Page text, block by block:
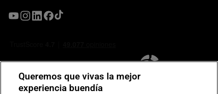
Queremos que vivas la mejor
experiencia buendía